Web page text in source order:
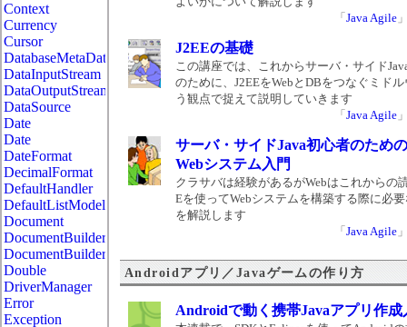
「 Java Agile
J2EEの基礎
この講座では、これからサーバ・サイド
のために、J2EEをWebとDBをつなぐミド
う観点で捉えて説明していきます
「 Java Agile
サーバ・サイドJava初心者のための
Webシステム入門
クラサバは経験があるがWebはこれからの
Eを使ってWebシステムを構築する際に必
を解説します
「 Java Agile
Androidアプリ／Javaゲームの作り方
Androidで動く携帯Javaアプリ作成
Context
Currency
Cursor
DatabaseMetaData
DataInputStream
DataOutputStream
DataSource
Date
Date
DateFormat
DecimalFormat
DefaultHandler
DefaultListModel
Document
DocumentBuilder
DocumentBuilderFactory
Double
DriverManager
Error
Exception